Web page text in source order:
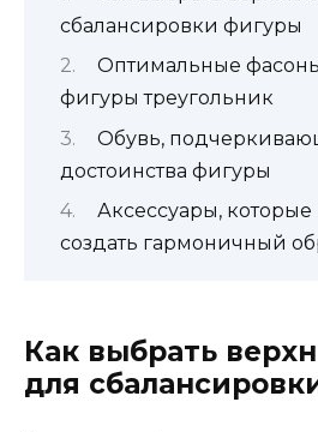
сбалансировки фигуры
Оптимальные
фигуры треугольник
Обувь,
достоинства фигуры
Аксессуары, которые
создать гармоничный
Как выбрать
для